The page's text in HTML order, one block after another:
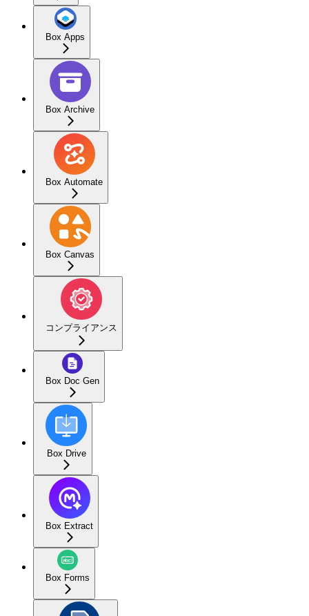
Box Apps
Box Archive
Box Automate
Box Canvas
コンプライアンス
Box Doc Gen
Box Drive
Box Extract
Box Forms